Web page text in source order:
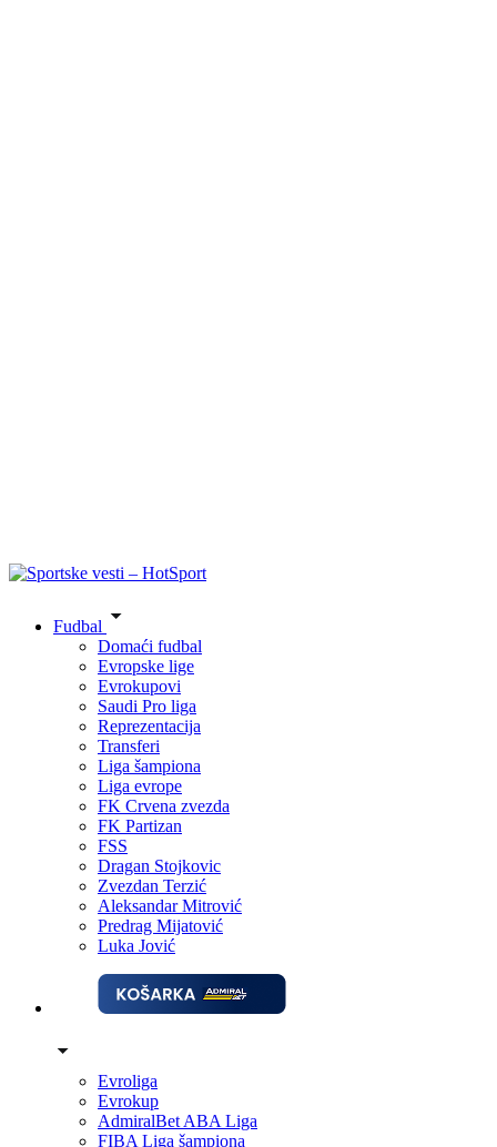
Fudbal
Domaći fudbal
Evropske lige
Evrokupovi
Saudi Pro liga
Reprezentacija
Transferi
Liga šampiona
Liga evrope
FK Crvena zvezda
FK Partizan
FSS
Dragan Stojkovic
Zvezdan Terzić
Aleksandar Mitrović
Predrag Mijatović
Luka Jović
Evroliga
Evrokup
AdmiralBet ABA Liga
FIBA Liga šampiona